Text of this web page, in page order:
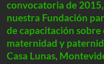
convocatoria de
nuestra Fundación
de capacitación
maternidad y
Casa Lunas,